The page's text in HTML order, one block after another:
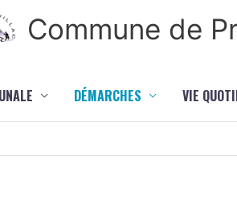
Commune de
DÉMARCHES VIE